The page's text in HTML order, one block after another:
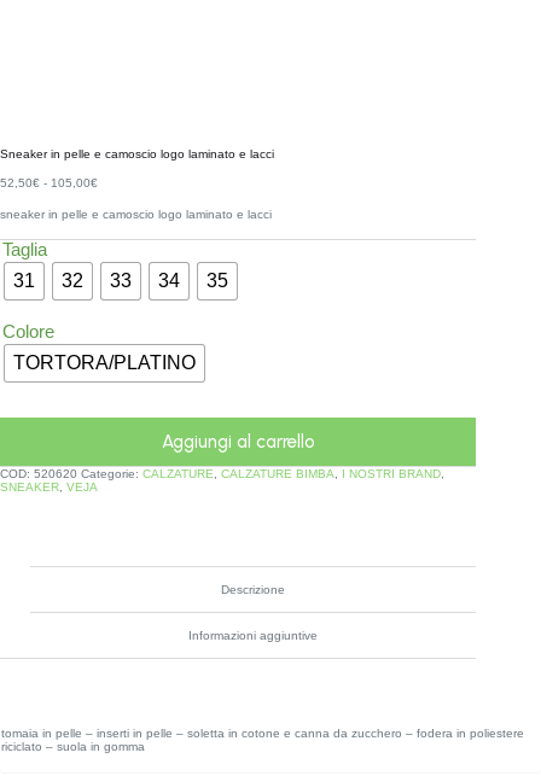
Sneaker in pelle e camoscio logo laminato e lacci
52,50€ - 105,00€
sneaker in pelle e camoscio logo laminato e lacci
Taglia
31
32 33 34 35
Colore
TORTORA/PLATINO
Aggiungi al carrello
COD: 520620 Categorie: CALZATURE CALZATURE BIMBA I NOSTRI BRAND
SNEAKER VEJA
Descrizione
Informazioni aggiuntive
tomaia in pelle – inserti in pelle – soletta in cotone e canna da zucchero – fodera in poliestere
riciclato – suola in gomma